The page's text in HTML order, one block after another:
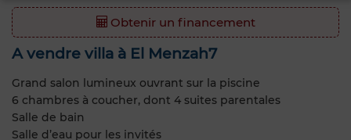
Obtenir un financement
A vendre villa à El Menzah7
Grand salon lumineux ouvrant sur la piscine
6 chambres à coucher, dont 4 suites parentales
Salle de bain
Salle d’eau pour les invités